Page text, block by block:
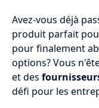
Avez-vous déjà
produit parfait
pour finalement
options? Vous
et des
défi pour les